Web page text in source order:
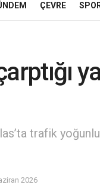
ÇEVRE
trafik
2026